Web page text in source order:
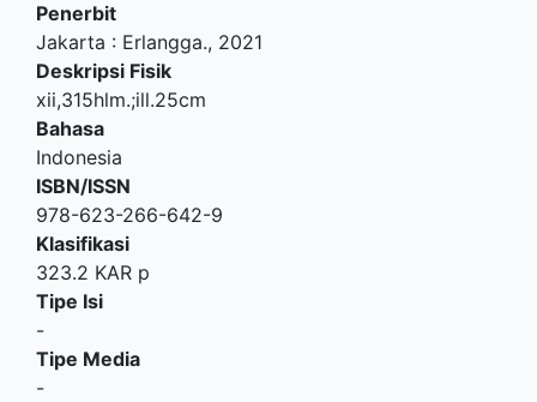
Penerbit
Jakarta : Erlangga., 2021
Deskripsi Fisik
xii,315hlm.;ill.25cm
Bahasa
Indonesia
ISBN/ISSN
978-623-266-642-9
Klasifikasi
323.2 KAR p
Tipe Isi
-
Tipe Media
-